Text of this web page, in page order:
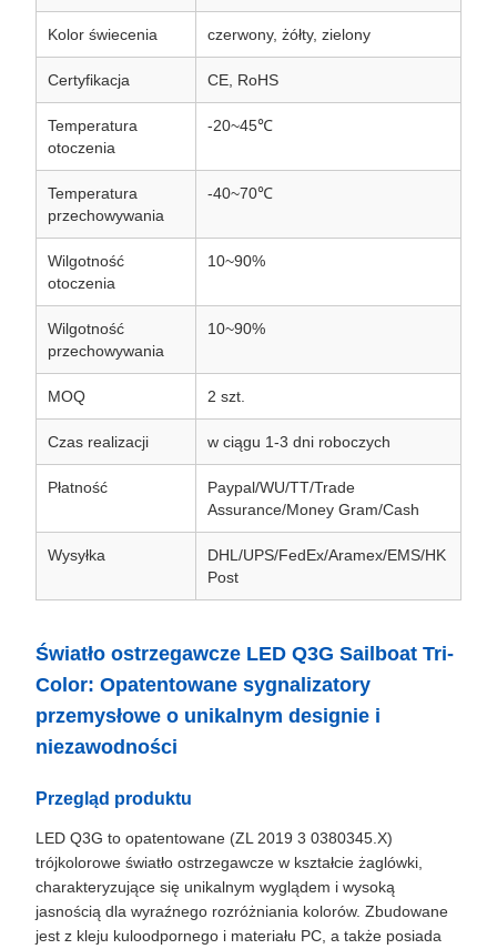
Kolor świecenia czerwony, żółty, zielony
Certyfikacja CE, RoHS
Temperatura
otoczenia
-20~45℃
Temperatura
przechowywania
-40~70℃
Wilgotność
otoczenia
10~90%
Wilgotność
przechowywania
10~90%
MOQ 2 szt.
Czas realizacji w ciągu 1-3 dni roboczych
Płatność
Paypal/WU/TT/Trade
Assurance/Money Gram/Cash
Wysyłka
DHL/UPS/FedEx/Aramex/EMS/HK
Post
Światło ostrzegawcze LED Q3G Sailboat Tri-
Color: Opatentowane sygnalizatory
przemysłowe o unikalnym designie i
niezawodności
Przegląd produktu
LED Q3G to opatentowane (ZL 2019 3 0380345.X)
trójkolorowe światło ostrzegawcze w kształcie żaglówki,
charakteryzujące się unikalnym wyglądem i wysoką
jasnością dla wyraźnego rozróżniania kolorów. Zbudowane
jest z kleju kuloodpornego i materiału PC, a także posiada